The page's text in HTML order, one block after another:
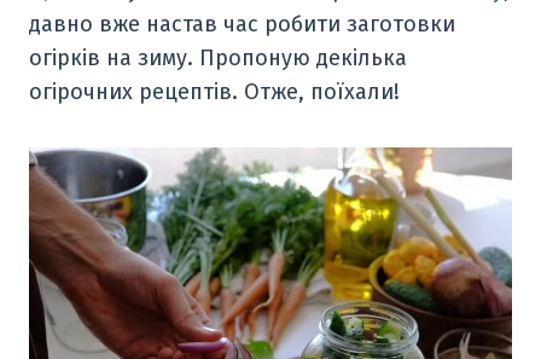
давно вже настав час робити заготовки
огірків на зиму. Пропоную декілька
огірочних рецептів. Отже, поїхали!